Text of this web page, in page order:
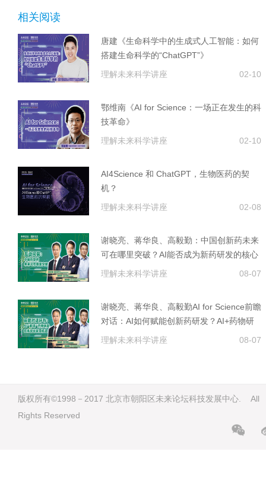
相关阅读
唐建《生命科学中的生成式人工智能：如何
搭建生命科学的“ChatGPT”》
理解未来科学讲座
02-10
鄂维南《AI for Science：一场正在发生的科
技革命》
理解未来科学讲座
02-10
AI4Science 和 ChatGPT，生物医药的契
机？
理解未来科学讲座
02-08
谢晓亮、蒋华良、高毅勤：中国创新药未来
可在哪里突破？AI能否成为新药研发的核心
技术？
理解未来科学讲座 08-07
谢晓亮、蒋华良、高毅勤AI for Science前瞻
对话：AI如何赋能创新药研发？AI+药物研
发面临的机遇与挑战
理解未来科学讲座 08-07
版权所有©1998－2017 北京市朝阳区未来论坛科技发展中心. All
Rights Reserved